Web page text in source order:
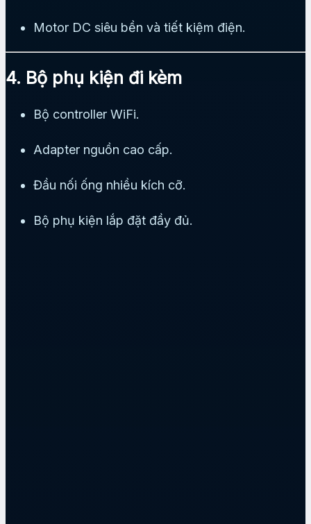
Motor DC siêu bền và tiết kiệm điện.
4. Bộ phụ kiện đi kèm
Bộ controller WiFi.
Adapter nguồn cao cấp.
Đầu nối ống nhiều kích cỡ.
Bộ phụ kiện lắp đặt đầy đủ.